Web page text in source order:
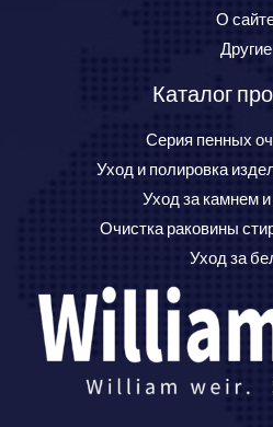
О
Другие
Каталог
Серия пенных
Уход и полировка
Уход за камнем
Очистка раковины
Уход за